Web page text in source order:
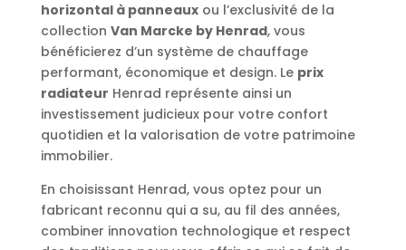
horizontal à panneauxou l’exclusivité de la
collection Van Marcke by Henrad, vous
bénéficierez d’un système de chauffage
performant, économique et design. Le prix
radiateur Henrad représente ainsi un
investissement judicieux pour votre confort
quotidien et la valorisation de votre patrimoine
immobilier.
En choisissant Henrad, vous optez pour un
fabricant reconnu qui a su, au fil des années,
combiner innovation technologique et respect